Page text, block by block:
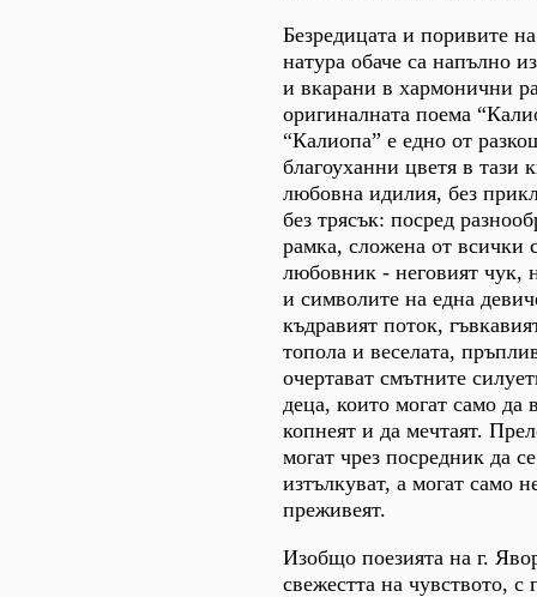
Безредицата и поривите
натура обаче са напълно
и вкарани в хармонични
оригиналната поема
“Калиопа” е едно от
благоуханни цветя в тази
любовна идилия, без
без трясък: посред
рамка, сложена от всички
любовник - неговият чук,
и символите на една
къдравият поток,
топола и веселата,
очертават смътните
деца, които могат само да
копнеят и да мечтаят.
могат чрез посредник да
изтълкуват, а могат само
преживеят.
Изобщо поезията на г.
свежестта на чувството, с